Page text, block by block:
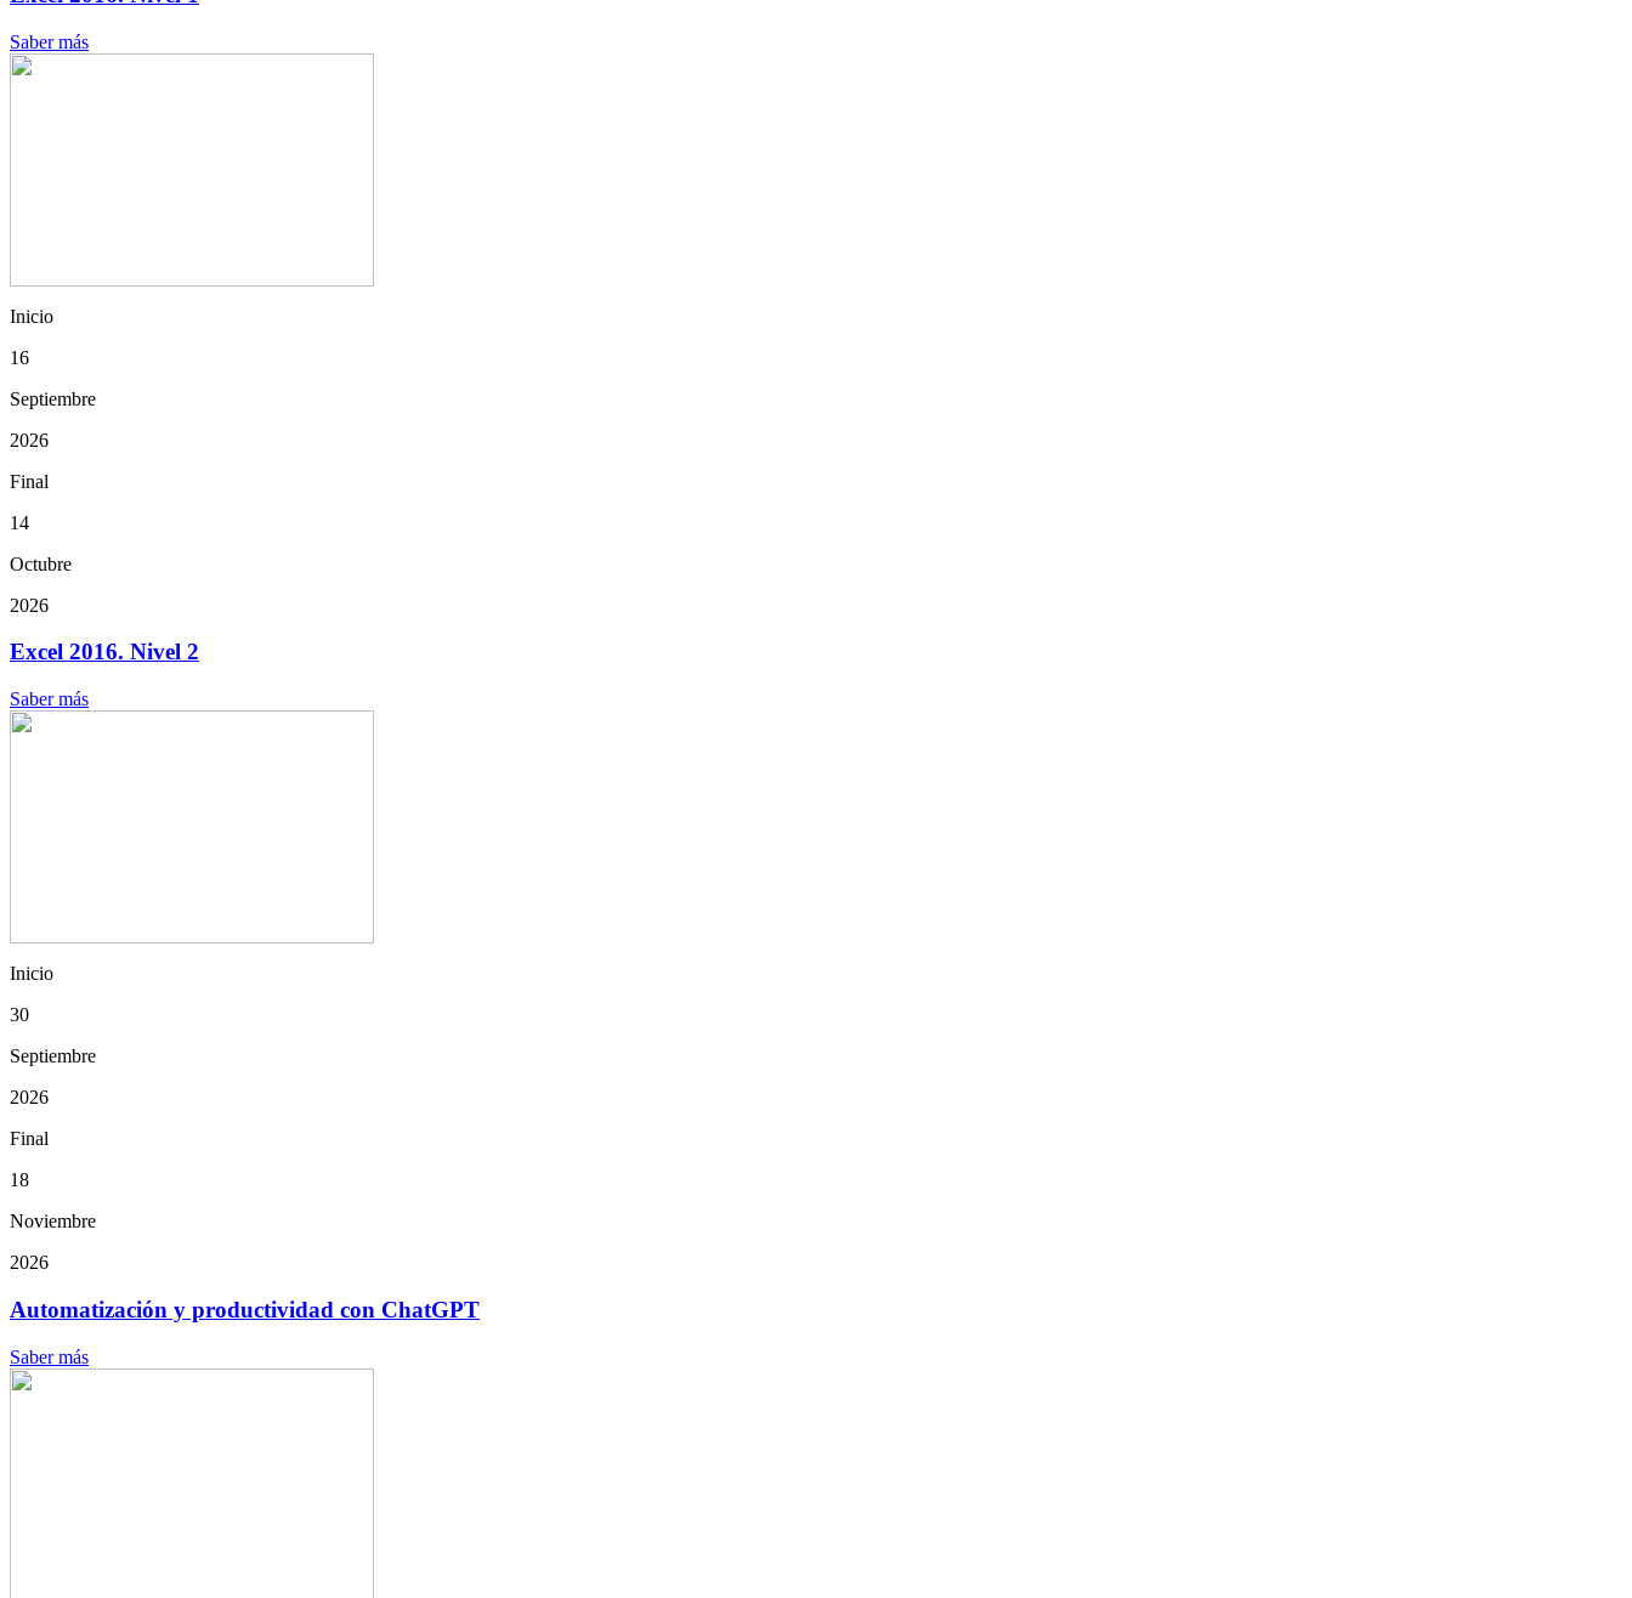
Saber más
Inicio
16
Septiembre
2026
Final
14
Octubre
2026
Excel 2016. Nivel 2
Saber más
Inicio
30
Septiembre
2026
Final
18
Noviembre
2026
Automatización y productividad con ChatGPT
Saber más